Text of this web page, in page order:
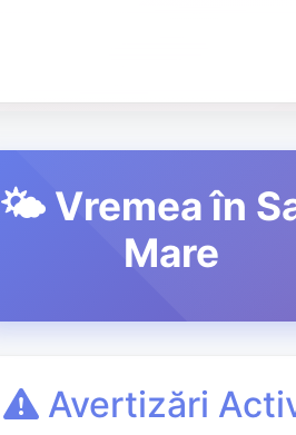
🌤️ Vremea în
Mare
Avertizări